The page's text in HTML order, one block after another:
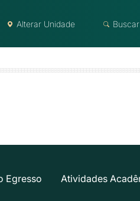
Alterar Unidade Buscar
Egresso Atividades